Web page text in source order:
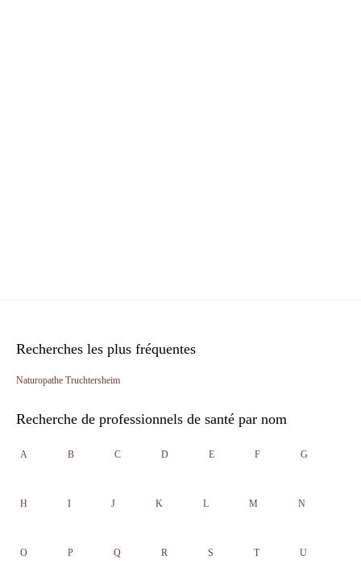
Recherches les plus fréquentes
Naturopathe Truchtersheim
Recherche de professionnels de santé par nom
A B C D E F G
H I J K L M N
O P Q R S T U